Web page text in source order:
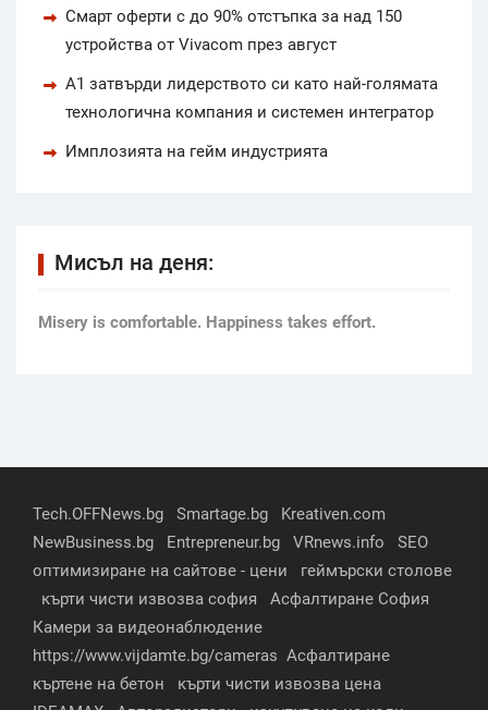
Смарт оферти с до 90% отстъпка за над 150
устройства от Vivacom през август
А1 затвърди лидерството си като най-голямата
технологична компания и системен интегратор
Имплозията на гейм индустрията
Мисъл на деня:
Мisery is comfortable. Happiness takes effort.
Tech.OFFNews.bg Smartage.bg
Kreativen.com
NewBusiness.bg
Entrepreneur.bg VRnews.info
SEO
оптимизиране на сайтове - цени
геймърски столове
кърти чисти извозва софия
Асфалтиране София
Камери за видеонаблюдение
https://www.vijdamte.bg/cameras Асфалтиране
къртене на бетон
кърти чисти извозва цена